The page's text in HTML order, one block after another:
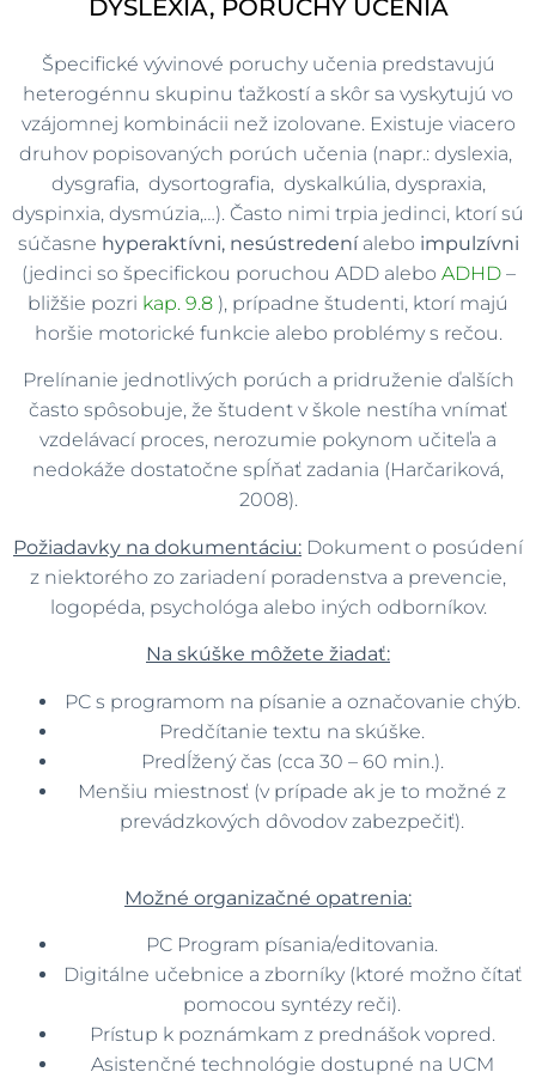
DYSLEXIA, PORUCHY UČENIA
Špecifické vývinové poruchy učenia predstavujú
heterogénnu skupinu ťažkostí a skôr sa vyskytujú vo
vzájomnej kombinácii než izolovane. Existuje viacero
druhov popisovaných porúch učenia (napr.: dyslexia,
dysgrafia, dysortografia, dyskalkúlia, dyspraxia,
dyspinxia, dysmúzia,…). Často nimi trpia jedinci, ktorí sú
súčasne hyperaktívni, nesústredeníalebo impulzívni
(jedinci so špecifickou poruchou ADD alebo ADHD–
bližšie pozri kap. 9.8 ), prípadne študenti, ktorí majú
horšie motorické funkcie alebo problémy s rečou.
Prelínanie jednotlivých porúch a pridruženie ďalších
často spôsobuje, že študent v škole nestíha vnímať
vzdelávací proces, nerozumie pokynom učiteľa a
nedokáže dostatočne spĺňať zadania (Harčariková,
2008).
Požiadavky na dokumentáciu: Dokument o posúdení
z niektorého zo zariadení poradenstva a prevencie,
logopéda, psychológa alebo iných odborníkov.
Na skúške môžete žiadať:
PC s programom na písanie a označovanie chýb.
Predčítanie textu na skúške.
Predĺžený čas (cca 30 – 60 min.).
Menšiu miestnosť (v prípade ak je to možné z
prevádzkových dôvodov zabezpečiť).
Možné organizačné opatrenia:
PC Program písania/editovania.
Digitálne učebnice a zborníky (ktoré možno čítať
pomocou syntézy reči).
Prístup k poznámkam z prednášok vopred.
Asistenčné technológie dostupné na UCM